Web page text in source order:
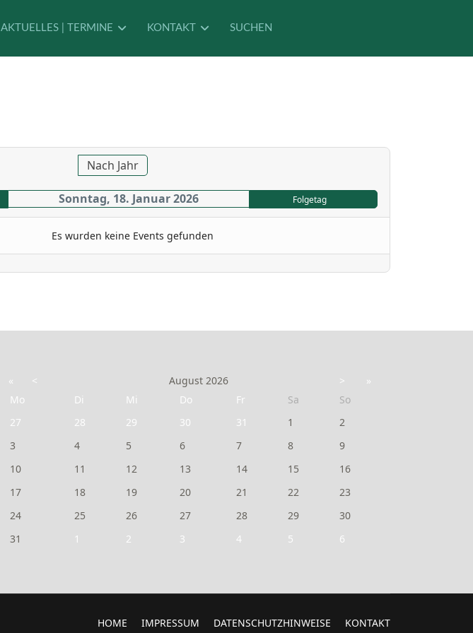
AKTUELLES | TERMINE KONTAKT SUCHEN
Nach Jahr
Sonntag, 18. Januar 2026 Folgetag
Es wurden keine Events gefunden
« < August 2026 >
»
Mo
Di Mi Do Fr Sa
So
27
28 29 30 31 1
2
3
4 5 6 7 8
9
10
11 12 13 14 15
16
17
18 19 20 21 22
23
24
25 26 27 28 29
30
31
1 2 3 4 5 6
HOME IMPRESSUM DATENSCHUTZHINWEISE KONTAKT